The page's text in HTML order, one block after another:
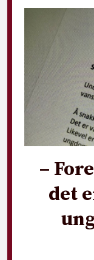
–
det